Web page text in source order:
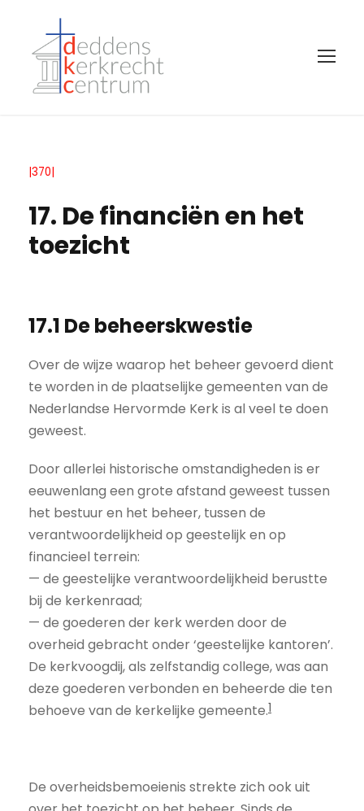
|370|
17. De financiën en het
toezicht
17.1 De beheerskwestie
Over de wijze waarop het beheer gevoerd dient
te worden in de plaatselijke gemeenten van de
Nederlandse Hervormde Kerk is al veel te doen
geweest.
Door allerlei historische omstandigheden is er
eeuwenlang een grote afstand geweest tussen
het bestuur en het beheer, tussen de
verantwoordelijkheid op geestelijk en op
financieel terrein:
— de geestelijke verantwoordelijkheid berustte
bij de kerkenraad;
— de goederen der kerk werden door de
overheid gebracht onder ‘geestelijke kantoren’.
De kerkvoogdij, als zelfstandig college, was aan
deze goederen verbonden en beheerde die ten
behoeve van de kerkelijke gemeente.1
De overheidsbemoeienis strekte zich ook uit